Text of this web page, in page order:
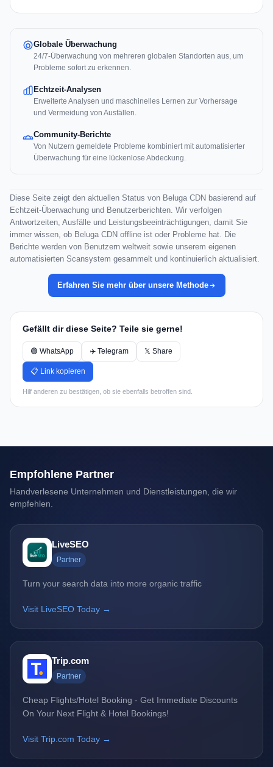
Globale Überwachung
24/7-Überwachung von mehreren globalen Standorten aus, um
Probleme sofort zu erkennen.
Echtzeit-Analysen
Erweiterte Analysen und maschinelles Lernen zur Vorhersage
und Vermeidung von Ausfällen.
Community-Berichte
Von Nutzern gemeldete Probleme kombiniert mit automatisierter
Überwachung für eine lückenlose Abdeckung.
Diese Seite zeigt den aktuellen Status von Beluga CDN basierend auf
Echtzeit-Überwachung und Benutzerberichten. Wir verfolgen
Antwortzeiten, Ausfälle und Leistungsbeeinträchtigungen, damit Sie
immer wissen, ob Beluga CDN offline ist oder Probleme hat. Die
Berichte werden von Benutzern weltweit sowie unserem eigenen
automatisierten Scansystem gesammelt und kontinuierlich aktualisiert.
Erfahren Sie mehr über unsere Methode
Gefällt dir diese Seite? Teile sie gerne!
🟢 WhatsApp ✈️ Telegram 𝕏 Share
📋 Link kopieren
Hilf anderen zu bestätigen, ob sie ebenfalls betroffen sind.
Empfohlene Partner
Handverlesene Unternehmen und Dienstleistungen, die wir
empfehlen.
LiveSEO
Partner
Turn your search data into more organic traffic
Visit LiveSEO Today →
Trip.com
Partner
Cheap Flights/Hotel Booking - Get Immediate Discounts
On Your Next Flight & Hotel Bookings!
Visit Trip.com Today →